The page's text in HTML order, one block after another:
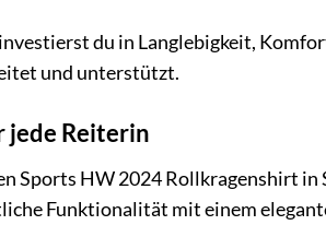
du in Langlebigkeit,
und unterstützt.
jede Reiterin
Sports HW 2024 Rollkragenshirt in
Funktionalität mit einem